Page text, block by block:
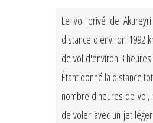
Le vol privé de
distance d'environ 1992
de vol d'environ 3
Étant donné la distance
nombre d'heures de
de voler avec un jet